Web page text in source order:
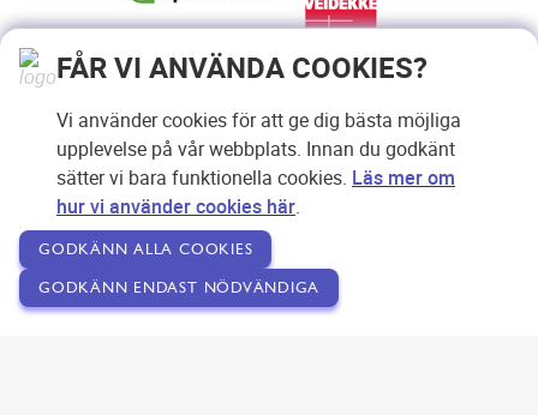
FÅR VI ANVÄNDA COOKIES?
Vi använder cookies för att ge dig bästa möjliga
upplevelse på vår webbplats. Innan du godkänt
sätter vi bara funktionella cookies. Läs mer om
hur vi använder cookies här.
GODKÄNN ALLA COOKIES
GODKÄNN ENDAST NÖDVÄNDIGA